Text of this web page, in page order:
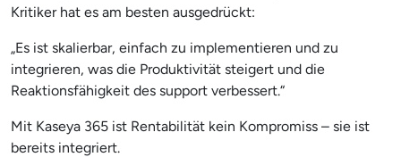
Kritiker hat es am besten ausgedrückt:
„Es ist skalierbar, einfach zu implementieren und zu
integrieren, was die Produktivität steigert und die
Reaktionsfähigkeit des support verbessert.“
Mit Kaseya 365 ist Rentabilität kein Kompromiss – sie ist
bereits integriert.